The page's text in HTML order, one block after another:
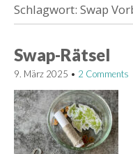
Schlagwort: Swap
Swap-Rätsel
9. März 2025 • 2 Comments